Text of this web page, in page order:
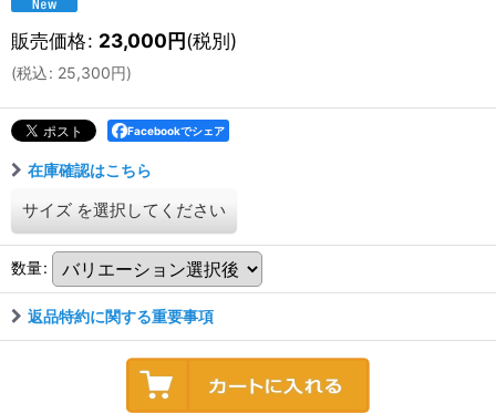
販売価格: 23,000円(税別)
(税込: 25,300円)
Facebookでシェア
在庫確認はこちら
サイズ を選択してください
数量:
返品特約に関する重要事項